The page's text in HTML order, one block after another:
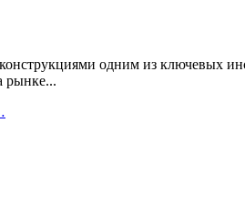
одним из ключевых
рынке...